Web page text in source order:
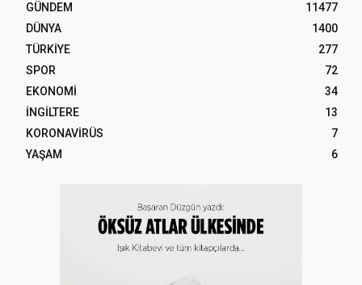
GÜNDEM
11477
DÜNYA
1400
TÜRKİYE
277
SPOR
72
EKONOMİ
34
İNGİLTERE
13
KORONAVİRÜS
7
YAŞAM
6